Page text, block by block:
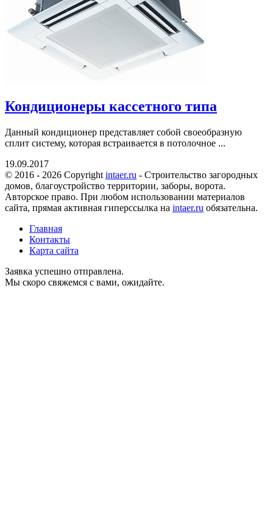
Кондиционеры кассетного типа
Данный кондиционер представляет собой своеобразную
сплит систему, которая встраивается в потолочное ...
19.09.2017
© 2016 - 2026 Copyright intaer.ru - Cтроительство загородных
домов, благоустройство территории, заборы, ворота.
Авторское право. При любом использовании материалов
сайта, прямая активная гиперссылка на intaer.ru обязательна.
Главная
Контакты
Карта сайта
Заявка успешно отправлена.
Мы скоро свяжемся с вами, ожидайте.